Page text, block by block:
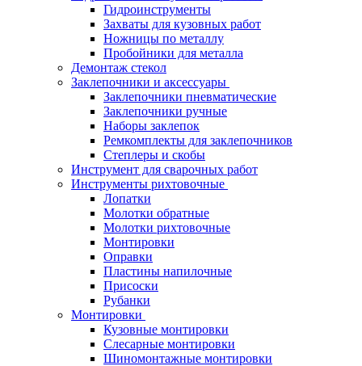
Гидроинструменты
Захваты для кузовных работ
Ножницы по металлу
Пробойники для металла
Демонтаж стекол
Заклепочники и аксессуары
Заклепочники пневматические
Заклепочники ручные
Наборы заклепок
Ремкомплекты для заклепочников
Степлеры и скобы
Инструмент для сварочных работ
Инструменты рихтовочные
Лопатки
Молотки обратные
Молотки рихтовочные
Монтировки
Оправки
Пластины напилочные
Присоски
Рубанки
Монтировки
Кузовные монтировки
Слесарные монтировки
Шиномонтажные монтировки